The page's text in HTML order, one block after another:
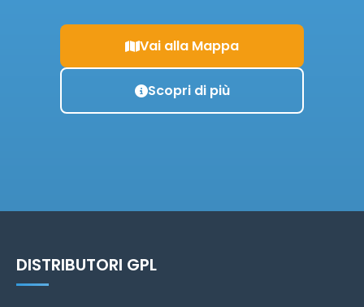
Vai alla Mappa
Scopri di più
DISTRIBUTORI GPL